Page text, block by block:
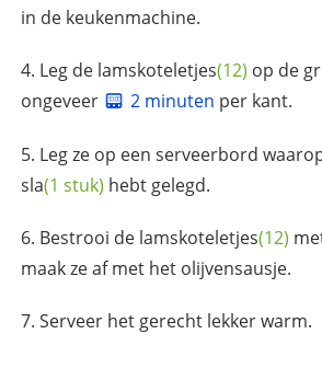
in de keukenmachine.
Leg de lamskoteletjes(12) op de
ongeveer
2 minuten per kant.
Leg ze op een serveerbord
sla(1 stuk) hebt gelegd.
Bestrooi de lamskoteletjes(12)
maak ze af met het olijvensausje.
Serveer het gerecht lekker warm.